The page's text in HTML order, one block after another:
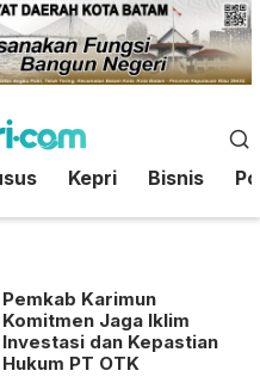
Kepri Bisnis
Pemkab Karimun
Komitmen Jaga Iklim
Investasi dan Kepastian
Hukum PT OTK